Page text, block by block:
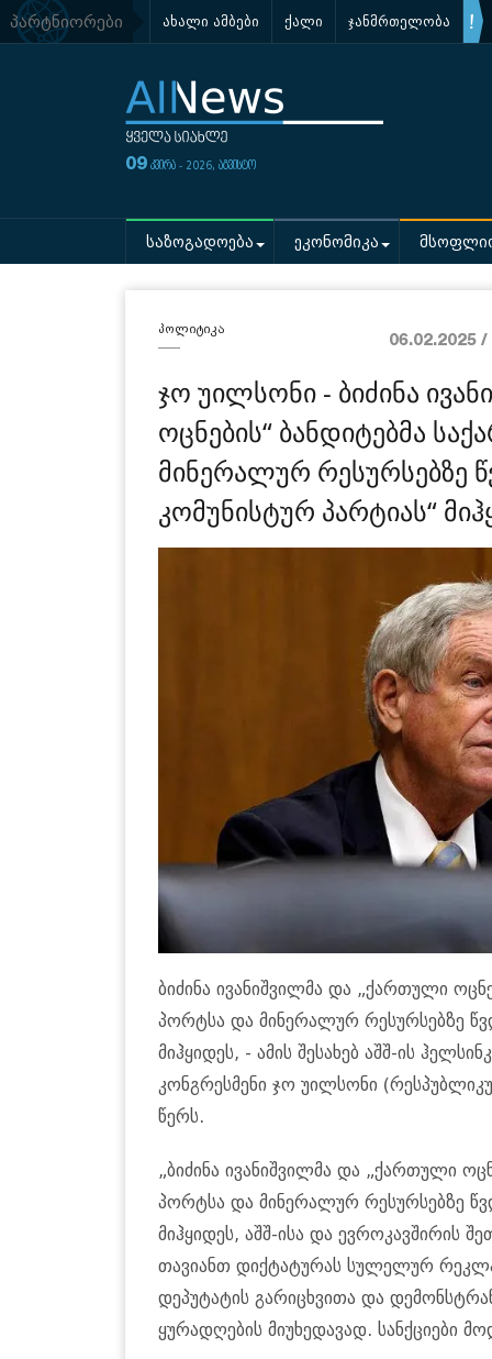
პარტნიორები ახალი ამბები ქალი ჯანმრთელობა
09 კვირა - 2026, აგვისტო
საზოგადოება ეკონომიკა
პოლიტიკა
06.02.2025 /
ჯო უილსონი - ბიძინა
ოცნების“ ბანდიტებმა
მინერალურ რესურსებზე
კომუნისტურ პარტიას“
ბიძინა ივანიშვილმა და „ქართული
პორტსა და მინერალურ რესურსებზე
მიჰყიდეს, - ამის შესახებ აშშ-ის
კონგრესმენი ჯო უილსონი
წერს.
„ბიძინა ივანიშვილმა და „ქართული
პორტსა და მინერალურ რესურსებზე
მიჰყიდეს, აშშ-ისა და ევროკავშირის
თავიანთ დიქტატურას სულელურ
დეპუტატის გარიცხვითა და
ყურადღების მიუხედავად. სანქციები